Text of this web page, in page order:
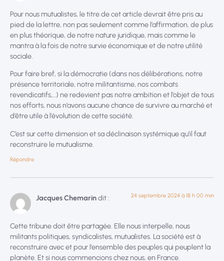
Pour nous mutualistes, le titre de cet article devrait être pris au
pied de la lettre, non pas seulement comme l’affirmation, de plus
en plus théorique, de notre nature juridique, mais comme le
mantra à la fois de notre survie économique et de notre utilité
sociale.
Pour faire bref, si la démocratie (dans nos délibérations, notre
présence territoriale, notre militantisme, nos combats
revendicatifs,…) ne redevient pas notre ambition et l’objet de tous
nos efforts, nous n’avons aucune chance de survivre au marché et
d’être utile à l’évolution de cette société.
C’est sur cette dimension et sa déclinaison systémique qu’il faut
reconstruire le mutualisme.
Répondre
Jacques Chemarindit : 24 septembre 2024 à 18 h 00 min
Cette tribune doit être partagée. Elle nous interpelle, nous
militants politiques, syndicalistes, mutualistes. La société est à
reconstruire avec et pour l’ensemble des peuples qui peuplent la
planète. Et si nous commencions chez nous, en France.